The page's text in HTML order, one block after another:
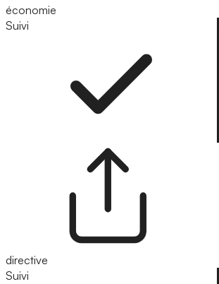
économie
Suivi
directive
Suivi